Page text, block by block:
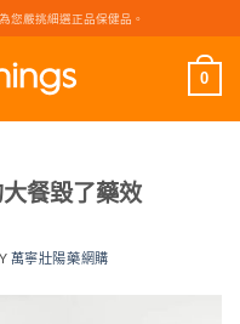
您嚴挑細選正品保健品。
0
餐毀了藥效
萬寧壯陽藥網購